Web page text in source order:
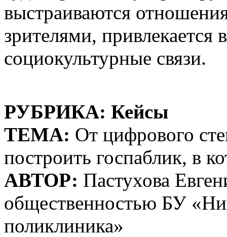
выстраиваются
зрителями,
социокультурные связи.
РУБРИКА: Кейсы
ТЕМА: От цифрового
построить госпаблик, в
АВТОР: Пастухова
общественностью БУ
поликлиника»